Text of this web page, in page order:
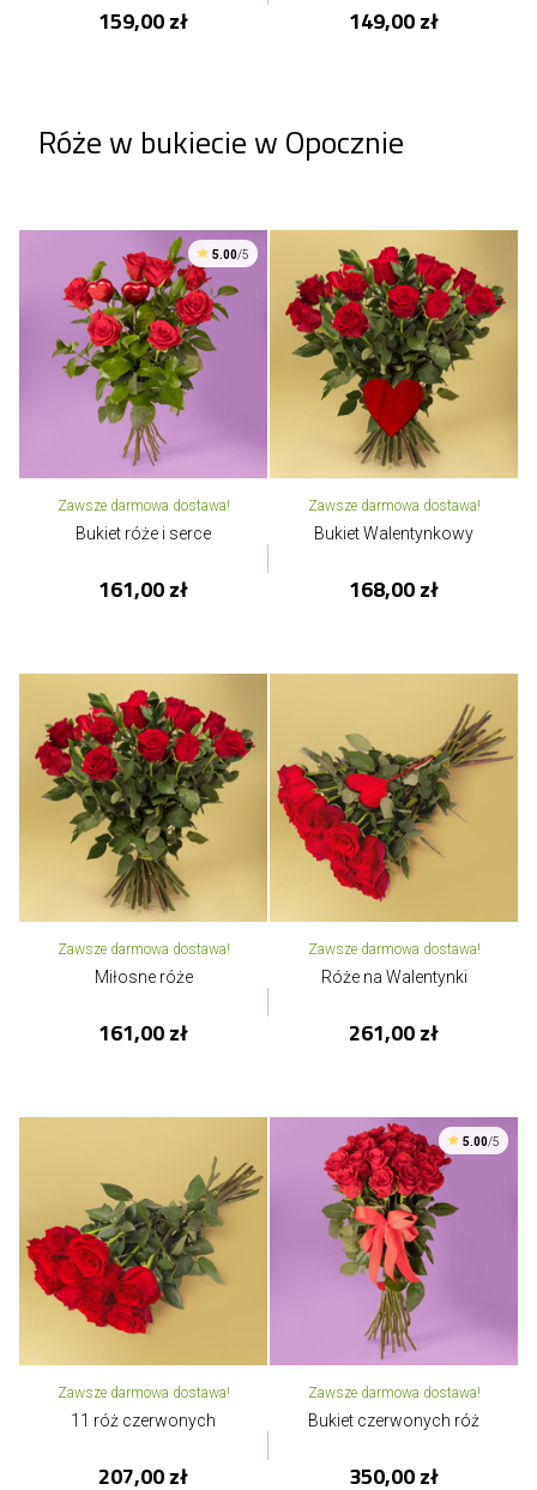
159,00 zł 149,00 zł
Róże w bukiecie w Opocznie
5.00/5
Zawsze darmowa dostawa!
Bukiet róże i serce
161,00 zł
Zawsze darmowa dostawa!
Bukiet Walentynkowy
168,00 zł
Zawsze darmowa dostawa!
Miłosne róże
161,00 zł
Zawsze darmowa dostawa!
Róże na Walentynki
261,00 zł
Zawsze darmowa dostawa!
11 róż czerwonych
207,00 zł
5.00/5
Zawsze darmowa dostawa!
Bukiet czerwonych róż
350,00 zł